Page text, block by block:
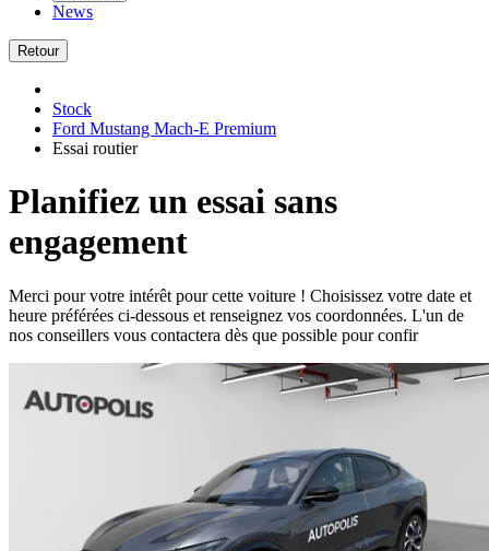
News
Retour
Stock
Ford Mustang Mach-E Premium
Essai routier
Planifiez un essai sans
engagement
Merci pour votre intérêt pour cette voiture ! Choisissez votre date et
heure préférées ci-dessous et renseignez vos coordonnées. L'un de
nos conseillers vous contactera dès que possible pour confir